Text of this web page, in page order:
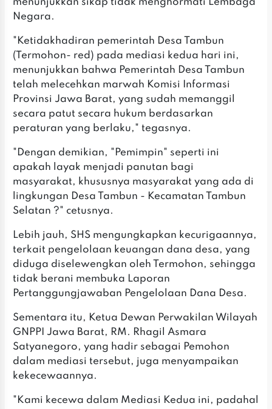
menunjukkan sikap tidak menghormati Lembaga
Negara.
"Ketidakhadiran pemerintah Desa Tambun
(Termohon- red) pada mediasi kedua hari ini,
menunjukkan bahwa Pemerintah Desa Tambun
telah melecehkan marwah Komisi Informasi
Provinsi Jawa Barat, yang sudah memanggil
secara patut secara hukum berdasarkan
peraturan yang berlaku," tegasnya.
"Dengan demikian, "Pemimpin" seperti ini
apakah layak menjadi panutan bagi
masyarakat, khususnya masyarakat yang ada di
lingkungan Desa Tambun - Kecamatan Tambun
Selatan ?" cetusnya.
Lebih jauh, SHS mengungkapkan kecurigaannya,
terkait pengelolaan keuangan dana desa, yang
diduga diselewengkan oleh Termohon, sehingga
tidak berani membuka Laporan
Pertanggungjawaban Pengelolaan Dana Desa.
Sementara itu, Ketua Dewan Perwakilan Wilayah
GNPPI Jawa Barat, RM. Rhagil Asmara
Satyanegoro, yang hadir sebagai Pemohon
dalam mediasi tersebut, juga menyampaikan
kekecewaannya.
"Kami kecewa dalam Mediasi Kedua ini, padahal